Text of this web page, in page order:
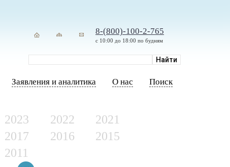
8-(800)-100-2-765
с 10:00 до 18:00 по будням
Заявления и аналитика О нас Поиск
2023 2022
2021
2017 2016
2015
2011